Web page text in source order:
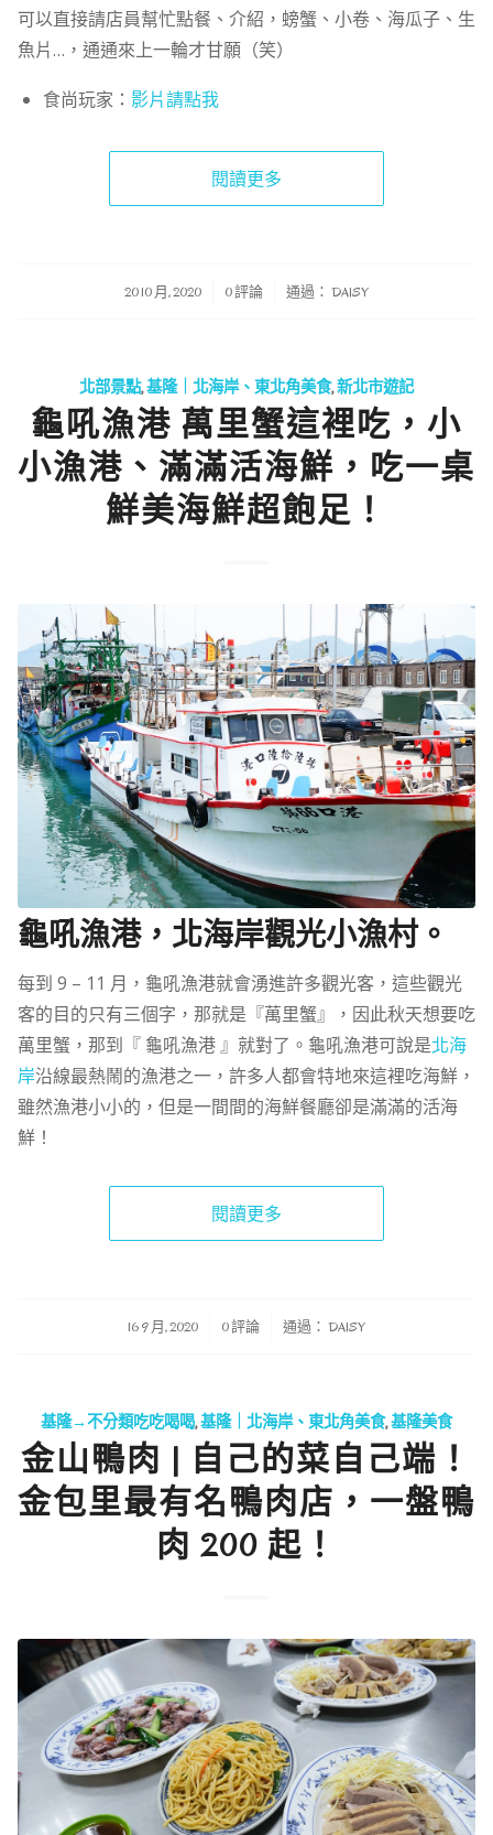
可以直接請店員幫忙點餐、介紹，螃蟹、小卷、海瓜子、生
魚片…，通通來上一輪才甘願（笑）
食尚玩家： 影片請點我
閱讀更多
20 10 月, 2020
/ 0 評論 通過： DAISY
北部景點,基隆｜北海岸、東北角美食,新北市遊記
龜吼漁港 萬里蟹這裡吃，小
小漁港、滿滿活海鮮，吃一桌
鮮美海鮮超飽足！
龜吼漁港，北海岸觀光小漁村。
每到 9 – 11 月，龜吼漁港就會湧進許多觀光客，這些觀光
客的目的只有三個字，那就是『萬里蟹』，因此秋天想要吃
萬里蟹，那到『 龜吼漁港 』就對了。龜吼漁港可說是北海
岸沿線最熱鬧的漁港之一，許多人都會特地來這裡吃海鮮，
雖然漁港小小的，但是一間間的海鮮餐廳卻是滿滿的活海
鮮！
閱讀更多
16 9 月, 2020
/ 0 評論 通過： DAISY
基隆→不分類吃吃喝喝,基隆｜北海岸、東北角美食,基隆美食
金山鴨肉 | 自己的菜自己端！
金包里最有名鴨肉店，一盤鴨
肉 200 起！